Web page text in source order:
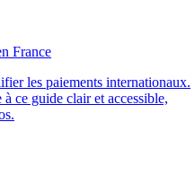
France
les paiements internationaux.
ce guide clair et accessible,